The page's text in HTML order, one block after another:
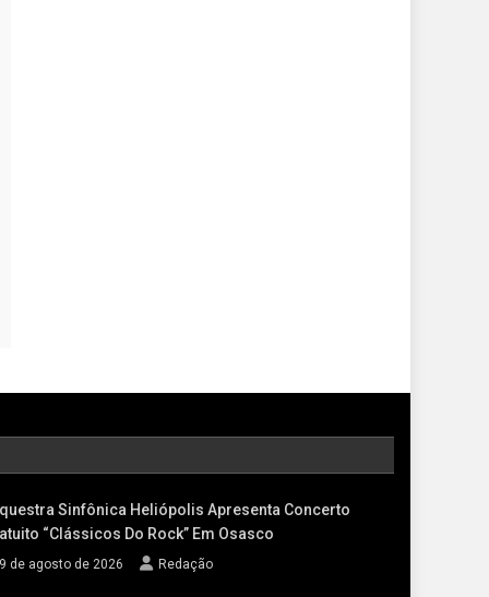
Sinfônica Heliópolis Apresenta Concerto
“Clássicos Do Rock” Em Osasco
9 de agosto de 2026 Redação